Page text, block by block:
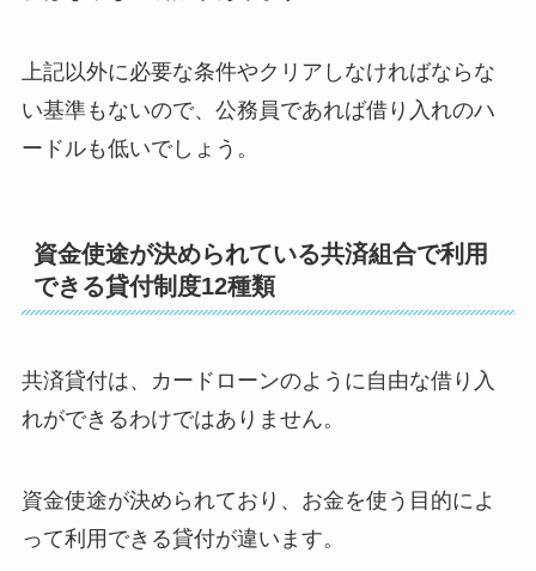
上記以外に必要な条件やクリアしなければならな
い基準もないので、公務員であれば借り入れのハ
ードルも低いでしょう。
資金使途が決められている共済組合で利用
できる貸付制度12種類
共済貸付は、カードローンのように自由な借り入
れができるわけではありません。
資金使途が決められており、お金を使う目的によ
って利用できる貸付が違います。